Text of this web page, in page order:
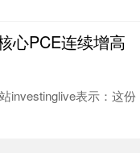
心PCE连续增高
investinglive表示：这份